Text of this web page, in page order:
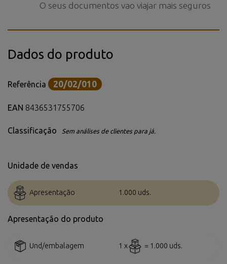
O seus documentos vao viajar mais seguros
Dados do produto
Referência 20/02/010
EAN 8436531755706
Classificação Sem análises de clientes para já.
Unidade de vendas
Apresentação 1.000 uds.
Apresentação do produto
Und/embalagem 1 x = 1.000 uds.